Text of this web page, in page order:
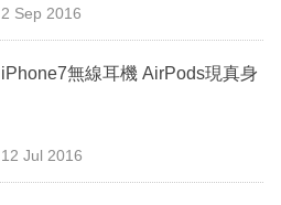
2 Sep 2016
iPhone7無線耳機 AirPods現真身
12 Jul 2016